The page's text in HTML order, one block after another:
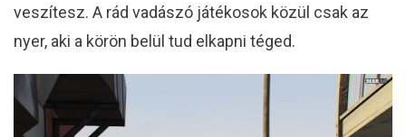
veszítesz. A rád vadászó játékosok közül csak az
nyer, aki a körön belül tud elkapni téged.